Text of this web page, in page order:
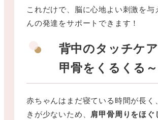
これだけで、脳に心地よい刺激を与
んの発達をサポートできます！
背中のタッチケ
甲骨をくるくる～
赤ちゃんはまだ寝ている時間が長く
きが少ないため、 肩甲骨周りをほぐ